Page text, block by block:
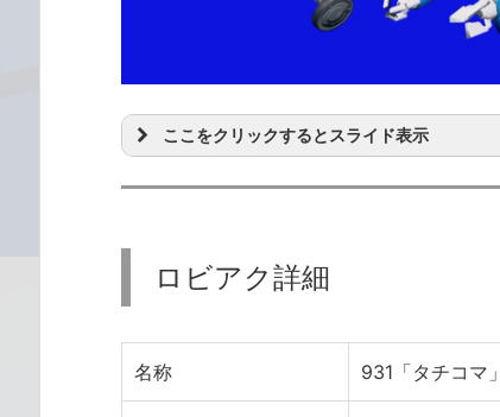
ここをクリックするとスライド表示
ロビアク詳細
名称 931「タチコマ」